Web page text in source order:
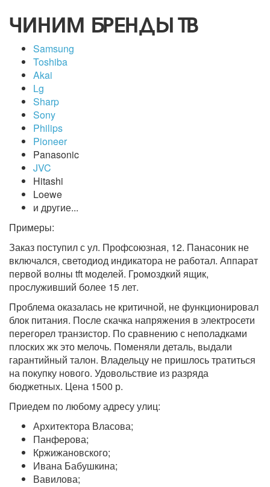
ЧИНИМ БРЕНДЫ ТВ
Samsung
Toshiba
Akai
Lg
Sharp
Sony
Philips
Pioneer
Panasonic
JVC
Hitashi
Loewe
и другие...
Примеры:
Заказ поступил с ул. Профсоюзная, 12. Панасоник не
включался, светодиод индикатора не работал. Аппарат
первой волны tft моделей. Громоздкий ящик,
прослуживший более 15 лет.
Проблема оказалась не критичной, не функционировал
блок питания. После скачка напряжения в электросети
перегорел транзистор. По сравнению с неполадками
плоских жк это мелочь. Поменяли деталь, выдали
гарантийный талон. Владельцу не пришлось тратиться
на покупку нового. Удовольствие из разряда
бюджетных. Цена 1500 р.
Приедем по любому адресу улиц:
Архитектора Власова;
Панферова;
Кржижановского;
Ивана Бабушкина;
Вавилова;